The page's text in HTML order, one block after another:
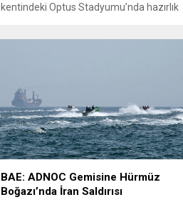
kentindeki Optus Stadyumu’nda hazırlık
Türk futbolcu sahada yer aldı: Juventus’ta
Kenan Yıldız ilk 11’de görev alırken,...
BAE: ADNOC Gemisine Hürmüz
Boğazı’nda İran Saldırısı